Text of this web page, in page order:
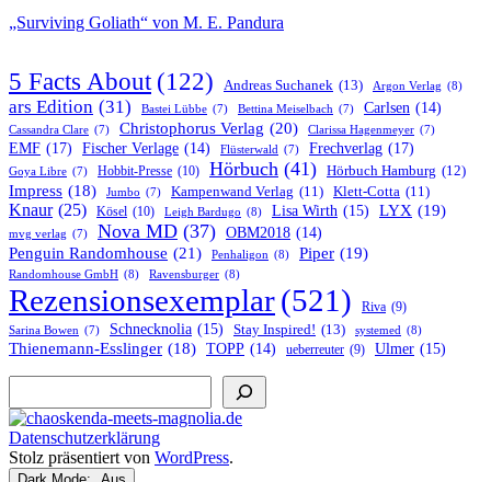
„Surviving Goliath“ von M. E. Pandura
5 Facts About (122) Andreas Suchanek (13) Argon Verlag (8)
ars Edition (31) Bastei Lübbe (7) Bettina Meiselbach (7) Carlsen (14)
Cassandra Clare (7) Christophorus Verlag (20) Clarissa Hagenmeyer (7)
EMF (17) Fischer Verlage (14) Flüsterwald (7) Frechverlag (17)
Goya Libre (7) Hobbit-Presse (10) Hörbuch (41) Hörbuch Hamburg (12)
Impress (18) Jumbo (7) Kampenwand Verlag (11) Klett-Cotta (11)
Knaur (25) Kösel (10) Leigh Bardugo (8) Lisa Wirth (15) LYX (19)
mvg verlag (7) Nova MD (37) OBM2018 (14)
Penguin Randomhouse (21) Penhaligon (8) Piper (19)
Randomhouse GmbH (8) Ravensburger (8)
Rezensionsexemplar(521) Riva (9)
Sarina Bowen (7) Schnecknolia (15) Stay Inspired! (13) systemed (8)
Thienemann-Esslinger (18) TOPP (14) ueberreuter (9) Ulmer (15)
Datenschutzerklärung
Stolz präsentiert von WordPress.